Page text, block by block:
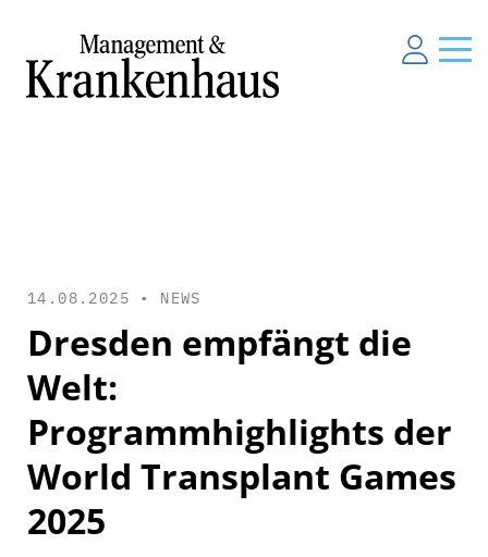
14.08.2025 • NEWS
Dresden empfängt die
Welt:
Programmhighlights der
World Transplant Games
2025